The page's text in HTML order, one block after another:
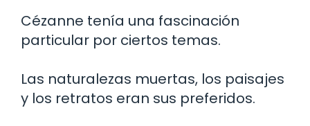
Cézanne tenía una fascinación
particular por ciertos temas.
Las naturalezas muertas, los paisajes
y los retratos eran sus preferidos.